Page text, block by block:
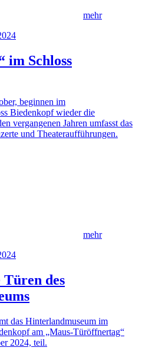
mehr
im Schloss
beginnen im
Biedenkopf wieder die
vergangenen Jahren umfasst das
und Theateraufführungen.
mehr
des
das Hinterlandmuseum im
am „Maus-Türöffnertag“
2024, teil.